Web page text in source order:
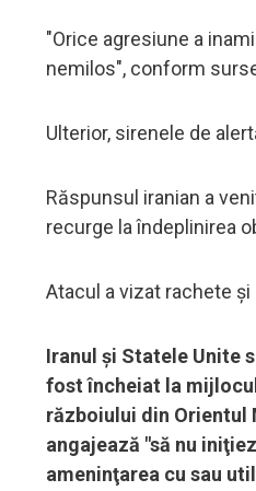
"Orice agresiune a
nemilos", conform
Ulterior, sirenele de
Răspunsul iranian a
recurge la îndeplinirea
Atacul a vizat rachete
Iranul şi Statele Unite
fost încheiat la
războiului din Orientul
angajează "să nu
ameninţarea cu sau